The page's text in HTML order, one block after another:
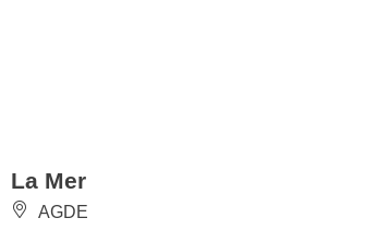
La Mer
AGDE